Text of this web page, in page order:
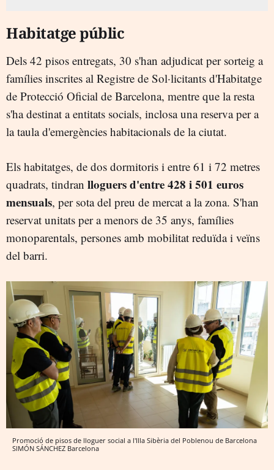
Habitatge públic
Dels 42 pisos entregats, 30 s'han adjudicat per sorteig a
famílies inscrites al Registre de Sol·licitants d'Habitatge
de Protecció Oficial de Barcelona, mentre que la resta
s'ha destinat a entitats socials, inclosa una reserva per a
la taula d'emergències habitacionals de la ciutat.
Els habitatges, de dos dormitoris i entre 61 i 72 metres
quadrats, tindran lloguers d'entre 428 i 501 euros
mensuals, per sota del preu de mercat a la zona. S'han
reservat unitats per a menors de 35 anys, famílies
monoparentals, persones amb mobilitat reduïda i veïns
del barri.
Promoció de pisos de lloguer social a l'Illa Sibèria del Poblenou de Barcelona
SIMÓN SÁNCHEZ Barcelona